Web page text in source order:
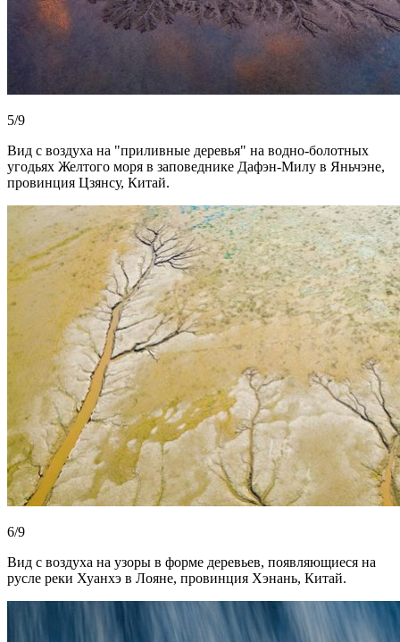
5/9
Вид с воздуха на "приливные деревья" на водно-болотных
угодьях Желтого моря в заповеднике Дафэн-Милу в Яньчэне,
провинция Цзянсу, Китай.
6/9
Вид с воздуха на узоры в форме деревьев, появляющиеся на
русле реки Хуанхэ в Лояне, провинция Хэнань, Китай.